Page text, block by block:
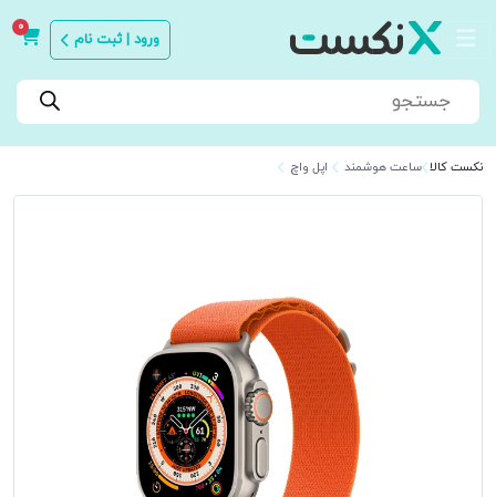
ورود | ثبت نام
0
Products
search
نکست کالا ساعت هوشمند اپل واچ